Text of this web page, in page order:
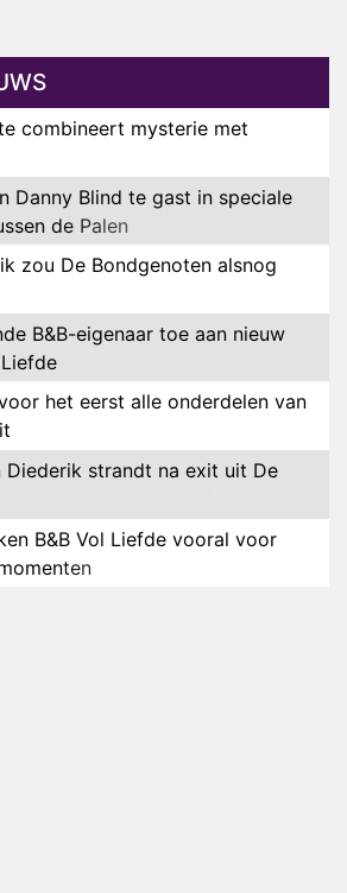
combineert mysterie met
Danny Blind te gast in speciale
de Palen
zou De Bondgenoten alsnog
B&B-eigenaar toe aan nieuw
het eerst alle onderdelen van
Diederik strandt na exit uit De
B&B Vol Liefde vooral voor